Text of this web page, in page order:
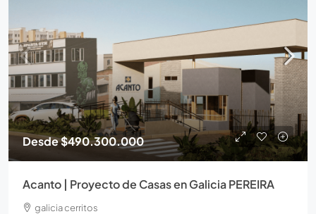
Desde$490.300.000
Acanto | Proyecto de Casas en Galicia PEREIRA
galicia cerritos